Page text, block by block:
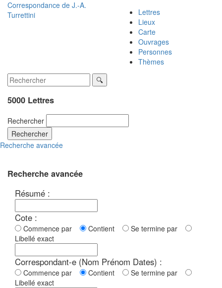
Correspondance de J.-A.
Turrettini
Lettres
Lieux
Carte
Ouvrages
Personnes
Thèmes
5000 Lettres
Rechercher
Rechercher
Recherche avancée
Recherche avancée
Résumé :
Cote :
Commence par Contient
Se termine par
Libellé exact
Correspondant-e (Nom Prénom Dates) :
Commence par Contient
Se termine par
Libellé exact